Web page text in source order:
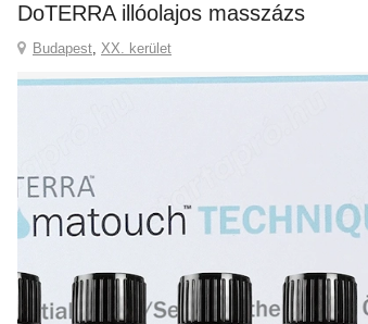
doTERRA illóolajos masszázs
Budapest, XX. kerület